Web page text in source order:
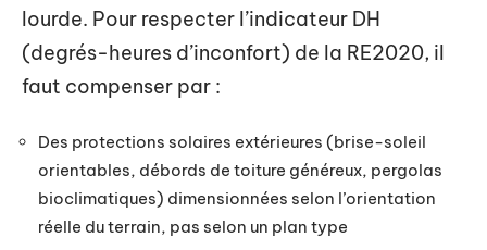
lourde. Pour respecter l’indicateur DH
(degrés-heures d’inconfort) de la RE2020, il
faut compenser par :
Des protections solaires extérieures (brise-soleil
orientables, débords de toiture généreux, pergolas
bioclimatiques) dimensionnées selon l’orientation
réelle du terrain, pas selon un plan type